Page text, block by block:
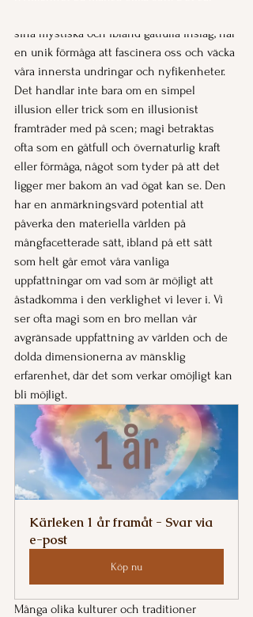
sina mystiska och ibland gåtfulla inslag, har
en unik förmåga att fascinera oss och väcka
våra innersta undringar och nyfikenheter.
Det handlar inte bara om en simpel
illusion eller trick som en illusionist
framträder med på scen; magi betraktas
ofta som en gåtfull och övernaturlig kraft
eller förmåga, något som tyder på att det
ligger mer bakom än vad ögat kan se. Den
har en anmärkningsvärd potential att
påverka den materiella världen på
mångfacetterade sätt, ibland på ett sätt
som helt går emot våra vanliga
uppfattningar om vad som är möjligt att
åstadkomma i den verklighet vi lever i. Vi
ser ofta magi som en bro mellan vår
avgränsade uppfattning av världen och de
dolda dimensionerna av mänsklig
erfarenhet, där det som verkar omöjligt kan
bli möjligt.
Kärleken 1 år framåt - Svar via
e-post
Köp nu
Många olika kulturer och traditioner